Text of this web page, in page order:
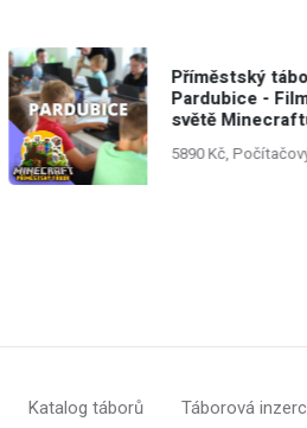
Příměstský
Pardubice -
světě
5890 Kč,
Katalog táborů Táborová